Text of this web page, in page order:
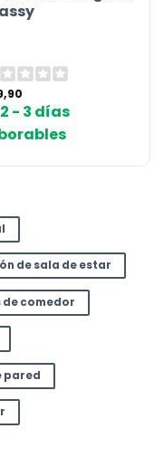
2 - 3 días
de sala de estar
de comedor
pared